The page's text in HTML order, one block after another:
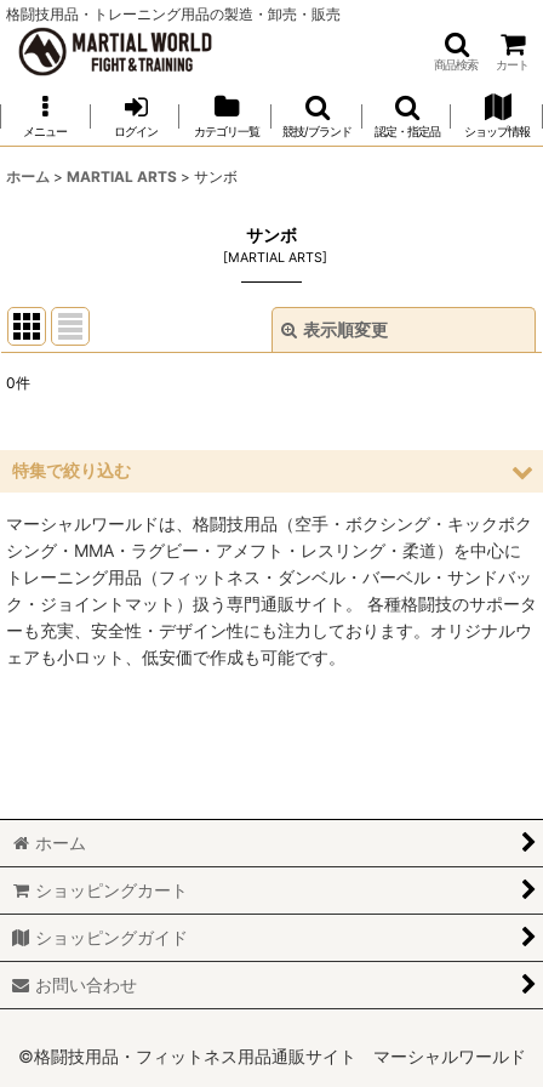
格闘技用品・トレーニング用品の製造・卸売・販売
商品検索 カート
メニュー ログイン カテゴリ一覧 競技/ブランド 認定・指定品 ショップ情報
ホーム > MARTIAL ARTS > サンボ
サンボ
[MARTIAL ARTS]
表示順変更
並び順:
絞り込む
0件
特集で絞り込む
空手
MMA総合格闘技
柔術
少林寺拳法
サンボ
レスリング
MARTIAL WORLD
マーシャルワールドは、格闘技用品（空手・ボクシング・キックボク
シング・MMA・ラグビー・アメフト・レスリング・柔道）を中心に
トレーニング用品（フィットネス・ダンベル・バーベル・サンドバッ
ク・ジョイントマット）扱う専門通販サイト。 各種格闘技のサポータ
ーも充実、安全性・デザイン性にも注力しております。オリジナルウ
ェアも小ロット、低安価で作成も可能です。
ホーム
ショッピングカート
ショッピングガイド
お問い合わせ
©格闘技用品・フィットネス用品通販サイト マーシャルワールド